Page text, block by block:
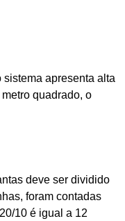
apresenta alta
quadrado, o
deve ser dividido
foram contadas
10 é igual a 12